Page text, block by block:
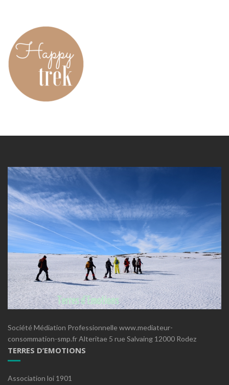
Société Médiation Professionnelle www.mediateur-
consommation-smp.fr Alteritae 5 rue Salvaing 12000 Rodez
TERRES D’EMOTIONS
Association loi 1901